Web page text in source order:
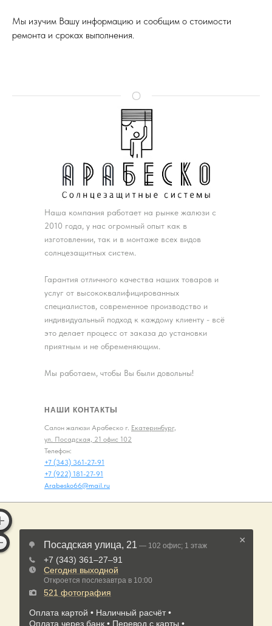
Мы изучим Вашу информацию и сообщим о стоимости
ремонта и сроках выполнения.
Наша компания работает на рынке жалюзи с
2010 года, у нас огромный опыт как в
изготовлении, так и в монтаже всех видов
солнцезащитных систем.
Гарантия отличного качества наших товаров и
услуг от высококвалифицированных
специалистов, современное производство и
индивидуальный подход к каждому клиенту - всё
это делает процесс от заказа до установки
приятным и не обременяющим.
Мы работаем, чтобы Вы были довольны!
Салон жалюзи Арабеско г. Екатеринбург,
ул. Посадская, 21 офис 102
Телефон:
+7 (343) 361-27-91
+7 (922) 181-27-91
Arabesko66@mail.ru
НАШИ КОНТАКТЫ